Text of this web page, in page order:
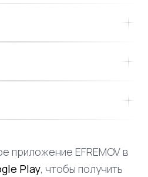
приложение EFREMOV в
Play, чтобы получить